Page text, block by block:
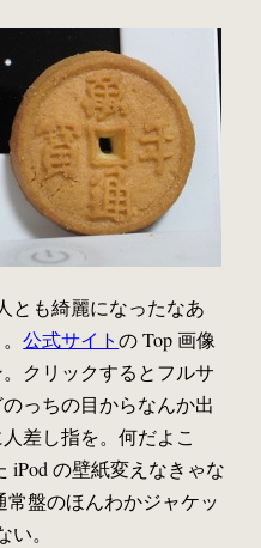
とも綺麗になったなあ
。公式サイトの Top 画像
クリックするとフルサ
っちの目からなんか出
差し指を。何だよこ
iPod の壁紙変えなきゃな
盤のほんわかジャケッ
。